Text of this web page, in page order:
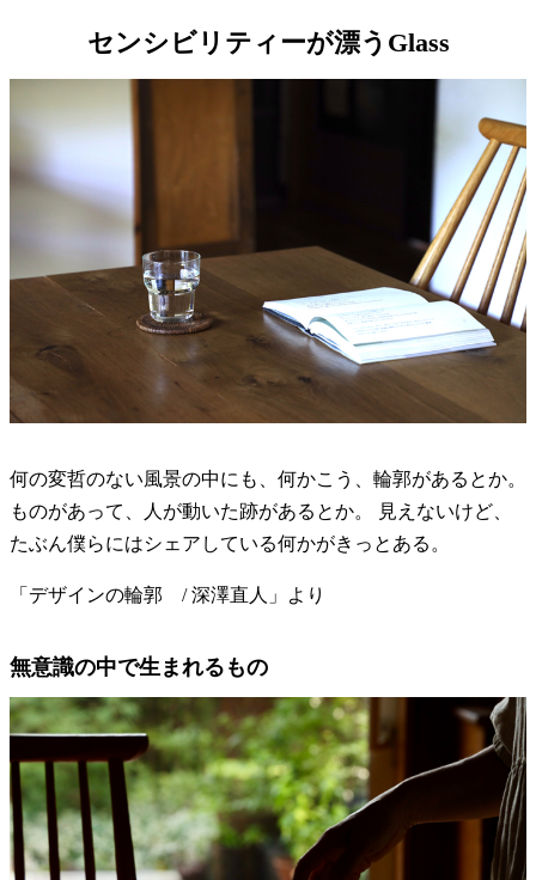
センシビリティーが漂うGlass
何の変哲のない風景の中にも、何かこう、輪郭があるとか。
ものがあって、人が動いた跡があるとか。 見えないけど、
たぶん僕らにはシェアしている何かがきっとある。
「デザインの輪郭 / 深澤直人」より
無意識の中で生まれるもの